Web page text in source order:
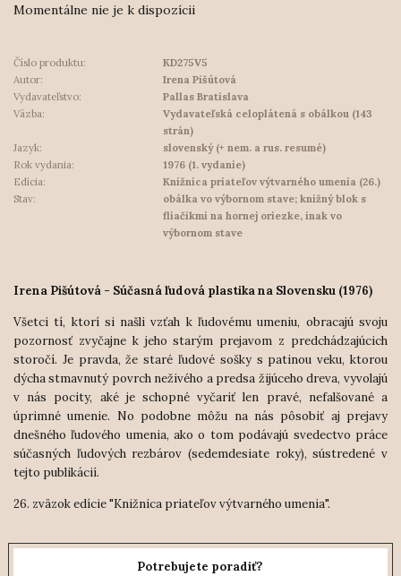
Momentálne nie je k dispozícii
Číslo produktu:
KD275V5
Autor:
Irena Pišútová
Vydavateľstvo:
Pallas Bratislava
Väzba:
Vydavateľská celoplátená s obálkou (143
strán)
Jazyk:
slovenský (+ nem. a rus. resumé)
Rok vydania:
1976 (1. vydanie)
Edícia:
Knižnica priateľov výtvarného umenia (26.)
Stav:
obálka vo výbornom stave; knižný blok s
fliačikmi na hornej oriezke, inak vo
výbornom stave
Irena Pišútová - Súčasná ľudová plastika na Slovensku (1976)
Všetci tí, ktorí si našli vzťah k ľudovému umeniu, obracajú svoju
pozornosť zvyčajne k jeho starým prejavom z predchádzajúcich
storočí. Je pravda, že staré ľudové sošky s patinou veku, ktorou
dýcha stmavnutý povrch neživého a predsa žijúceho dreva, vyvolajú
v nás pocity, aké je schopné vyčariť len pravé, nefalšované a
úprimné umenie. No podobne môžu na nás pôsobiť aj prejavy
dnešného ľudového umenia, ako o tom podávajú svedectvo práce
súčasných ľudových rezbárov (sedemdesiate roky), sústredené v
tejto publikácií.
26. zväzok edície "Knižnica priateľov výtvarného umenia".
Potrebujete poradiť?